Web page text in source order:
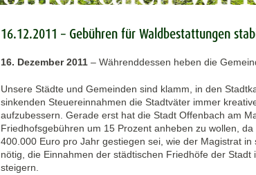
16.12.2011 – Gebühren für Waldbestattungen
16. Dezember 2011 – Währenddessen heben die
Unsere Städte und Gemeinden sind klamm, in den
sinkenden Steuereinnahmen die Stadtväter immer
aufzubessern. Gerade erst hat die Stadt Offenbach am
Friedhofsgebühren um 15 Prozent anheben zu wollen,
400.000 Euro pro Jahr gestiegen sei, wie der Magistrat
nötig, die Einnahmen der städtischen Friedhöfe der
steigern.